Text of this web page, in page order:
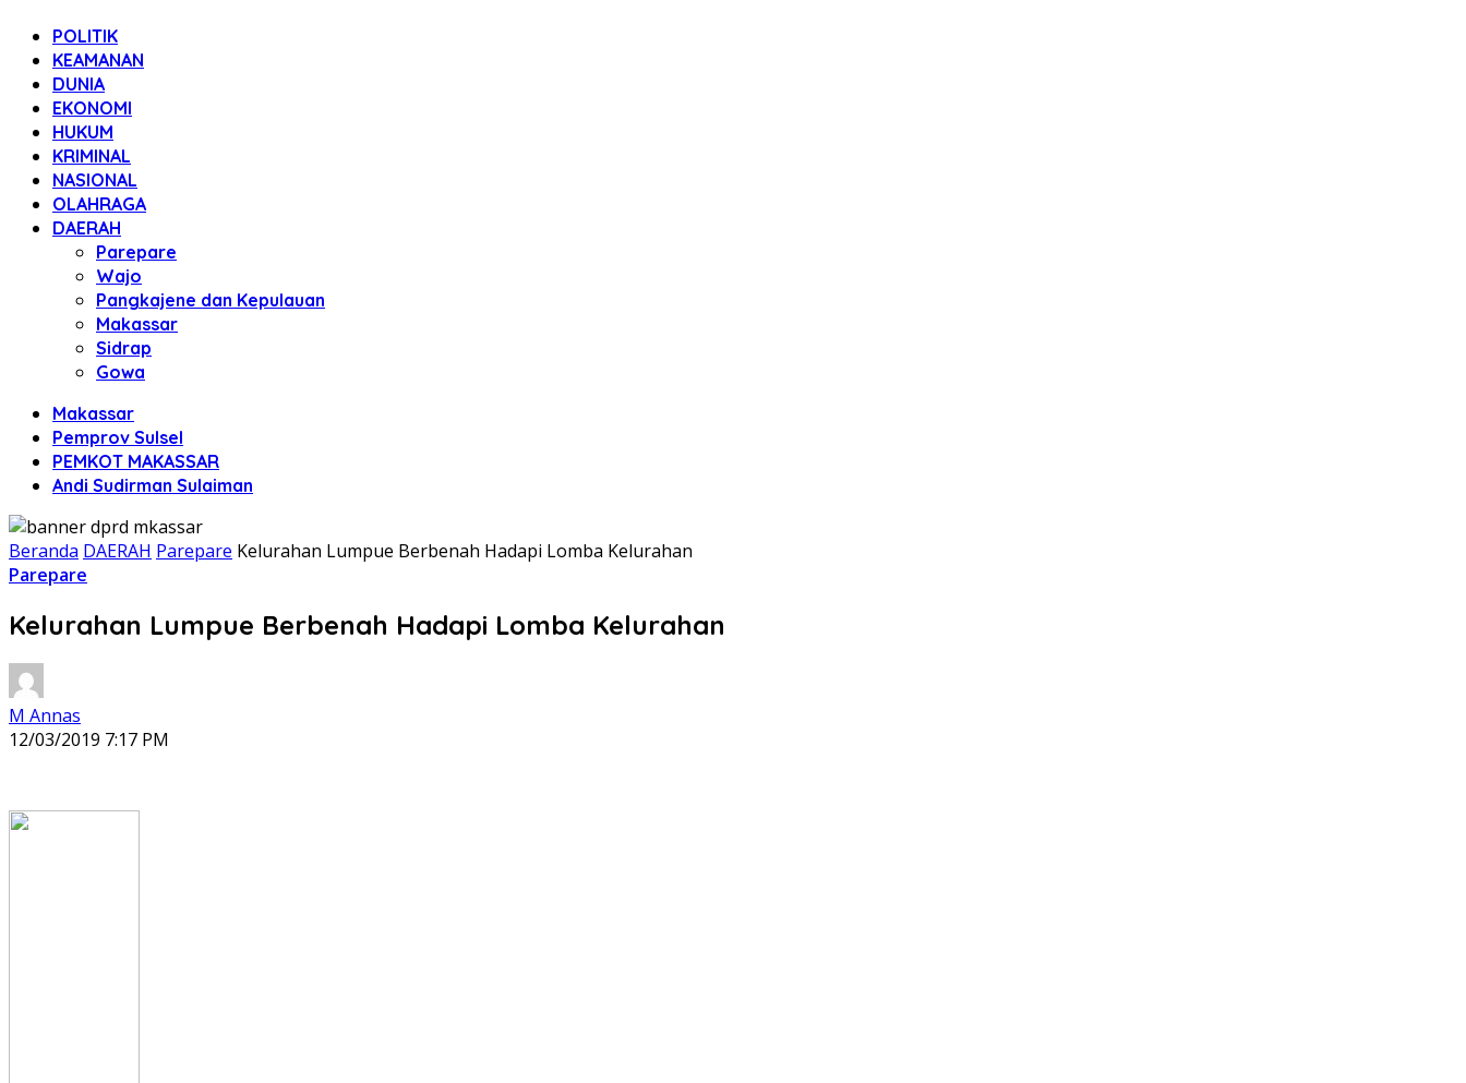
POLITIK
KEAMANAN
DUNIA
EKONOMI
HUKUM
KRIMINAL
NASIONAL
OLAHRAGA
DAERAH
Parepare
Wajo
Pangkajene dan Kepulauan
Makassar
Sidrap
Gowa
Makassar
Pemprov Sulsel
PEMKOT MAKASSAR
Andi Sudirman Sulaiman
Beranda DAERAH Parepare Kelurahan Lumpue Berbenah Hadapi Lomba Kelurahan
Parepare
Kelurahan Lumpue Berbenah Hadapi Lomba Kelurahan
M Annas
12/03/2019 7:17 PM